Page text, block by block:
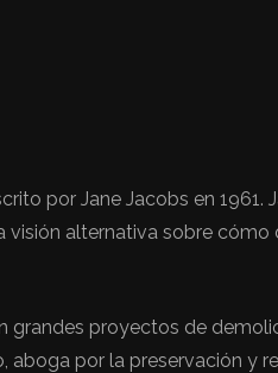
por Jane Jacobs en 1961.
alternativa sobre cómo
grandes proyectos de
aboga por la preservación y